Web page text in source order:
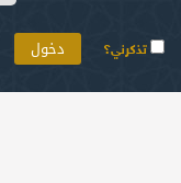
تذكرني؟